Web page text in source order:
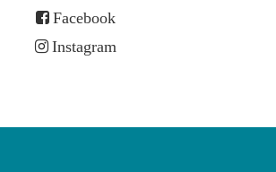
Facebook
Instagram